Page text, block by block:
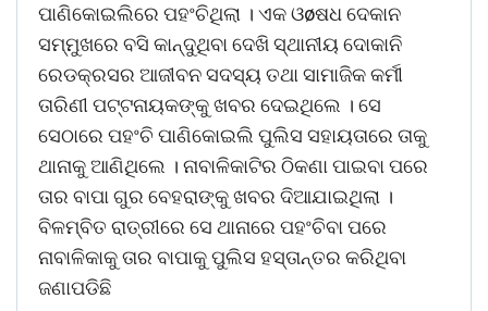
ପାଣିକୋଇଲିରେ ପହଂଚିଥିଲା । ଏକ ଓøଷଧ ଦେକାନ
ସମ୍ମୁଖରେ ବସି କାନ୍ଦୁଥିବା ଦେଖି ସ୍ଥାନୀୟ ଦୋକାନି
ରେଡକ୍ରସର ଆଜୀବନ ସଦସ୍ୟ ତଥା ସାମାଜିକ କର୍ମୀ
ତାରିଣୀ ପଟ୍ଟନାୟକଙ୍କୁ ଖବର ଦେଇଥିଲେ । ସେ
ସେଠାରେ ପହଂଚି ପାଣିକୋଇଲି ପୁଲିସ ସହାୟତାରେ ତାକୁ
ଥାନାକୁ ଆଣିଥିଲେ । ନାବାଳିକାଟିର ଠିକଣା ପାଇବା ପରେ
ତାର ବାପା ଗୁର ବେହରାଙ୍କୁ ଖବର ଦିଆଯାଇଥିଲା ।
ବିଳମ୍ବିତ ରାତ୍ରୀରେ ସେ ଥାନାରେ ପହଂଚିବା ପରେ
ନାବାଳିକାକୁ ତାର ବାପାକୁ ପୁଲିସ ହସ୍ତାନ୍ତର କରିଥିବା
ଜଣାପଡିଛି